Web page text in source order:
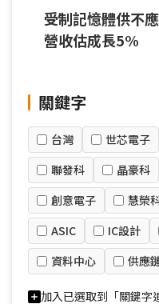
受制記憶體供不
營收估成長5%
關鍵字
台灣 世芯電子
聯發科
晶豪科
創意電子
慧榮
ASIC
IC設計
資料中心
供應
加入已選取到「關鍵字